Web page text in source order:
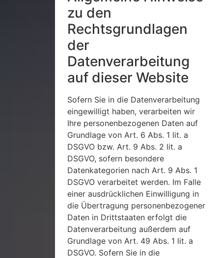
zu den
Rechtsgrundlagen
der
Datenverarbeitung
auf dieser Website
Sofern Sie in die Datenverarbeitung
eingewilligt haben, verarbeiten wir
Ihre personenbezogenen Daten auf
Grundlage von Art. 6 Abs. 1 lit. a
DSGVO bzw. Art. 9 Abs. 2 lit. a
DSGVO, sofern besondere
Datenkategorien nach Art. 9 Abs. 1
DSGVO verarbeitet werden. Im Falle
einer ausdrücklichen Einwilligung in
die Übertragung personenbezogener
Daten in Drittstaaten erfolgt die
Datenverarbeitung außerdem auf
Grundlage von Art. 49 Abs. 1 lit. a
DSGVO. Sofern Sie in die